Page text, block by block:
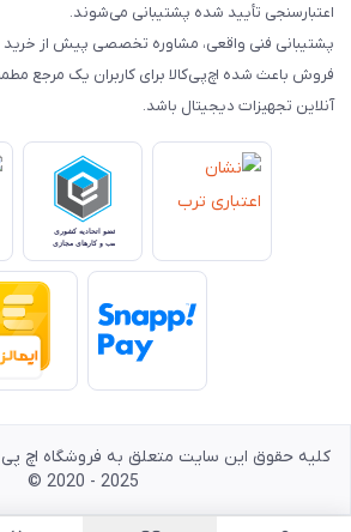
اعتبارسنجی تأیید شده پشتیبانی می‌شوند.
پشتیبانی فنی واقعی، مشاوره تخصصی پیش از
فروش باعث شده اچ‌پی‌کالا برای کاربران یک مرجع
آنلاین تجهیزات دیجیتال باشد.
© 2020 - 2025